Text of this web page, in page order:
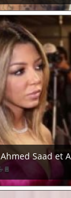
Ahmed Saad et